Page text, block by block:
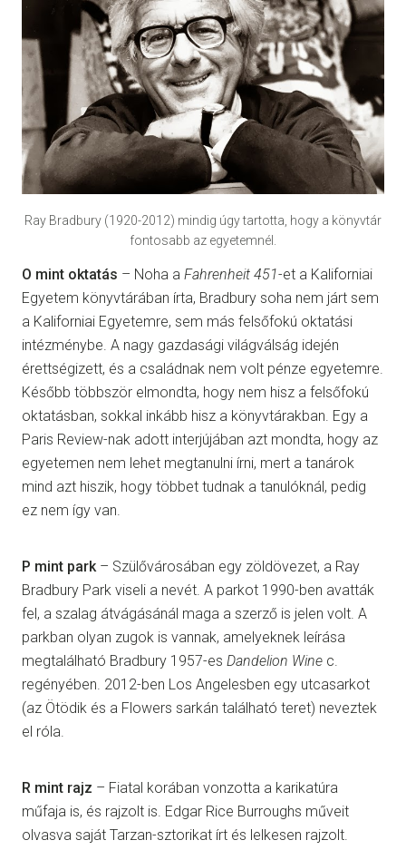
Ray Bradbury (1920-2012) mindig úgy tartotta, hogy a könyvtár
fontosabb az egyetemnél.
O mint oktatás – Noha a Fahrenheit 451-et a Kaliforniai
Egyetem könyvtárában írta, Bradbury soha nem járt sem
a Kaliforniai Egyetemre, sem más felsőfokú oktatási
intézménybe. A nagy gazdasági világválság idején
érettségizett, és a családnak nem volt pénze egyetemre.
Később többször elmondta, hogy nem hisz a felsőfokú
oktatásban, sokkal inkább hisz a könyvtárakban. Egy a
Paris Review-nak adott interjújában azt mondta, hogy az
egyetemen nem lehet megtanulni írni, mert a tanárok
mind azt hiszik, hogy többet tudnak a tanulóknál, pedig
ez nem így van.
P mint park– Szülővárosában egy zöldövezet, a Ray
Bradbury Park viseli a nevét. A parkot 1990-ben avatták
fel, a szalag átvágásánál maga a szerző is jelen volt. A
parkban olyan zugok is vannak, amelyeknek leírása
megtalálható Bradbury 1957-es Dandelion Wine c.
regényében. 2012-ben Los Angelesben egy utcasarkot
(az Ötödik és a Flowers sarkán található teret) neveztek
el róla.
R mint rajz – Fiatal korában vonzotta a karikatúra
műfaja is, és rajzolt is. Edgar Rice Burroughs műveit
olvasva saját Tarzan-sztorikat írt és lelkesen rajzolt.